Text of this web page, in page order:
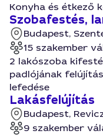
Konyha és étkező
Szobafestés,
Budapest,
15 szakember
2 lakószoba
padlójának
lefedése
Lakásfelújítás
Budapest,
9 szakember